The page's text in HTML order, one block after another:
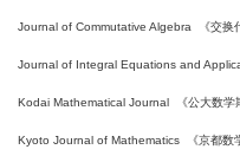
Journal of Commutative Algebra 《交换
Journal of Integral Equations and
Kodai Mathematical Journal 《公大数学
Kyoto Journal of Mathematics 《京都数